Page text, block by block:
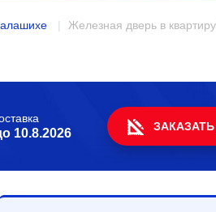
Железная дверь в
10.8.2026